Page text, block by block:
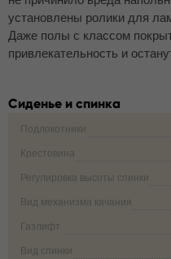
установлены ролики для
Даже полы с классом
привлекательность и
Сиденье и спинка
Подлокотники
Крестовина
Регулировка высоты спинки
Вид механизма качания
Газлифт
Вид спинки